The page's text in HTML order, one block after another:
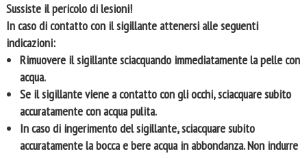
Sussiste il pericolo di lesioni!
In caso di contatto con il sigillante attenersi alle seguenti
indicazioni:
Rimuovere il sigillante sciacquando immediatamente la pelle con
acqua.
Se il sigillante viene a contatto con gli occhi, sciacquare subito
accuratamente con acqua pulita.
In caso di ingerimento del sigillante, sciacquare subito
accuratamente la bocca e bere acqua in abbondanza. Non indurre